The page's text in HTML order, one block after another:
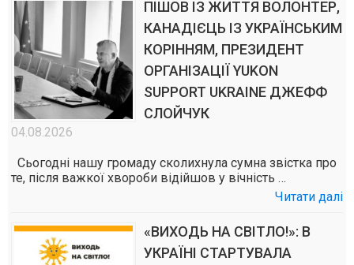
ПІШОВ ІЗ ЖИТТЯ ВОЛОНТЕР,
КАНАДІЄЦЬ ІЗ УКРАЇНСЬКИМ
КОРІННЯМ, ПРЕЗИДЕНТ
ОРГАНІЗАЦІЇ YUKON
SUPPORT UKRAINE ДЖЕФФ
СЛОЙЧУК
04.08.2026
Сьогодні нашу громаду сколихнула сумна звістка про
те, після важкої хвороби відійшов у вічність …
Читати далі
«ВИХОДЬ НА СВІТЛО!»: В
УКРАЇНІ СТАРТУВАЛА